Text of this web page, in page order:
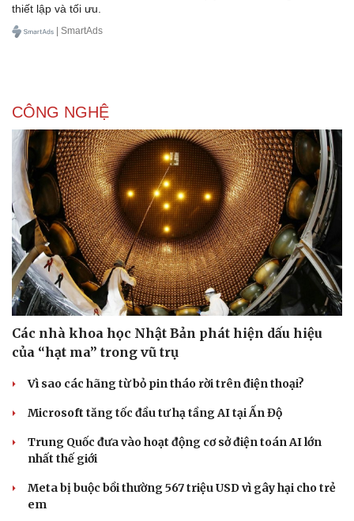
thiết lập và tối ưu.
| SmartAds
CÔNG NGHỆ
Các nhà khoa học Nhật Bản phát hiện dấu hiệu
của “hạt ma” trong vũ trụ
Vì sao các hãng từ bỏ pin tháo rời trên điện thoại?
Microsoft tăng tốc đầu tư hạ tầng AI tại Ấn Độ
Trung Quốc đưa vào hoạt động cơ sở điện toán AI lớn
nhất thế giới
Meta bị buộc bồi thường 567 triệu USD vì gây hại cho trẻ
em